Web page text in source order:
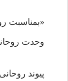
«بمناسبت
وحدت
پیوند روحانی